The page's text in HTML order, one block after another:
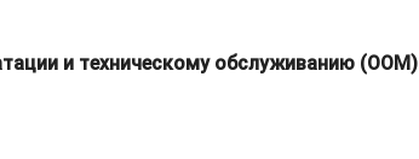
и техническому обслуживанию (OOM)